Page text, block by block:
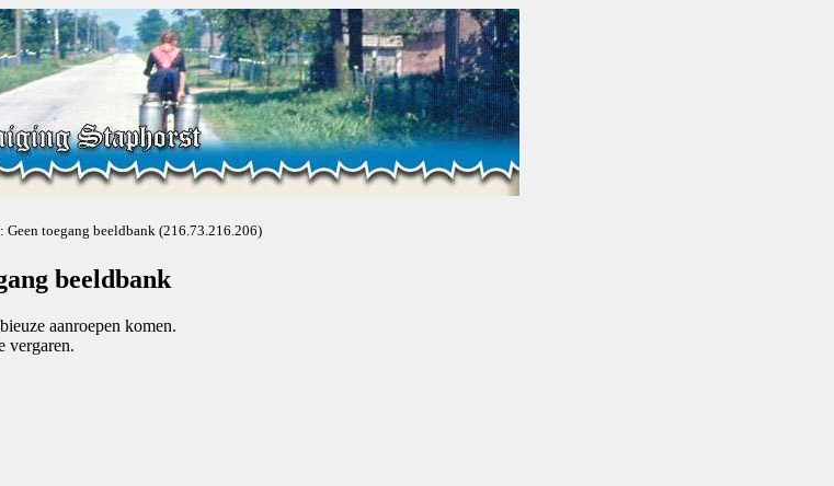
Geen toegang beeldbank (216.73.216.206)
beeldbank
aanroepen komen.
vergaren.